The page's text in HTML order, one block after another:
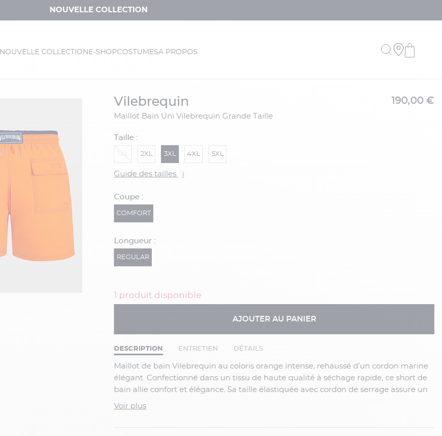
NOUVELLE COLLECTION
NOUVELLE COLLECTION E-SHOPCOSTUMESA PROPOS
vilebrequin
Maillot Bain Uni Vilebrequin Grande Taille
190,00 €
Taille :
2XL 3XL 4XL 5XL
Guide des tailles i
Coupe :
COMFORT
Longueur :
REGULAR
1 produit disponible
AJOUTER AU PANIER
DESCRIPTION ENTRETIEN DÉTAILS
Maillot de bain Vilebrequin au coloris orange intense, rehaussé d’un cordon marine
élégant. Confectionné dans un tissu de haute qualité à séchage rapide, ce short de
bain allie confort et élégance. Sa taille élastiquée avec cordon de serrage assure un
ajustement parfait, tandis que ses poches discrètes ajoutent une touche
Voir plus